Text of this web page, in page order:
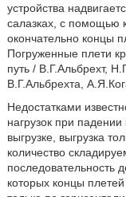
устройства
салазках, с помощью
окончательно концы
Погруженные плети
путь / В.Г.Альбрехт,
В.Г.Альбрехта,
Недостатками
нагрузок при
выгрузке, выгрузка
количество
последовательность
которых концы